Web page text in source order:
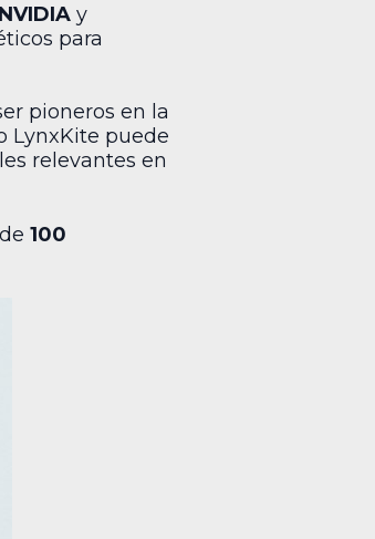
NVIDIA y
para
pioneros en la
LynxKite puede
relevantes en
100